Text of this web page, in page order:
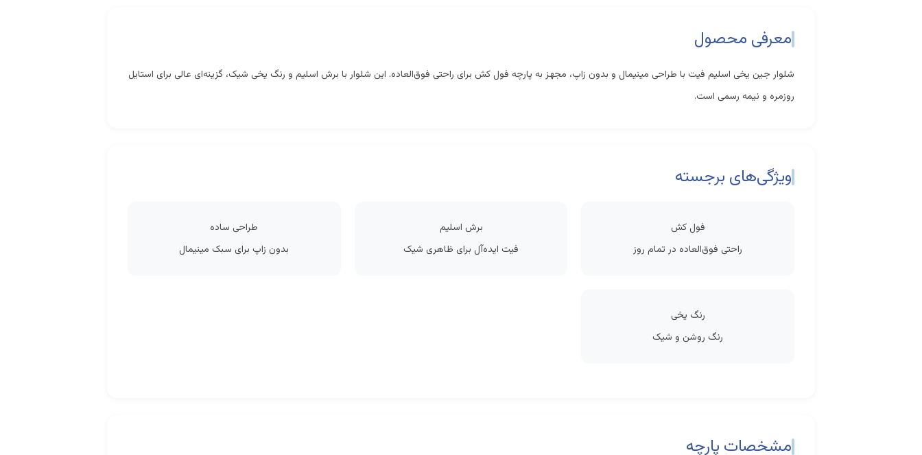
معرفی محصول
شلوار جین یخی اسلیم فیت با طراحی مینیمال و بدون زاپ، مجهز به پارچه فول کش برای راحتی فوق‌العاده. این شلوار با برش اسلیم و رنگ یخی شیک، گزینه‌ای عالی برای استایل
روزمره و نیمه رسمی است.
ویژگی‌های برجسته
فول کش
راحتی فوق‌العاده در تمام روز
برش اسلیم
فیت ایده‌آل برای ظاهری شیک
طراحی ساده
بدون زاپ برای سبک مینیمال
رنگ یخی
رنگ روشن و شیک
مشخصات پارچه